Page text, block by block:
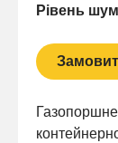
Рівень